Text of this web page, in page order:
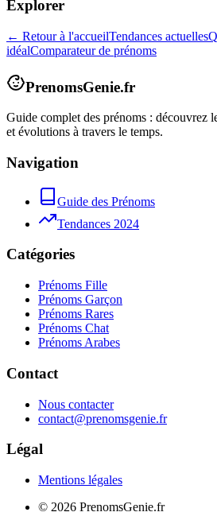
Explorer
← Retour à l'accueilTendances actuelles
idéalComparateur de prénoms
PrenomsGenie.fr
Guide complet des prénoms : découvrez
et évolutions à travers le temps.
Navigation
Guide des Prénoms
Tendances 2024
Catégories
Prénoms Fille
Prénoms Garçon
Prénoms Rares
Prénoms Chat
Prénoms Arabes
Contact
Nous contacter
contact@prenomsgenie.fr
Légal
Mentions légales
© 2026 PrenomsGenie.fr